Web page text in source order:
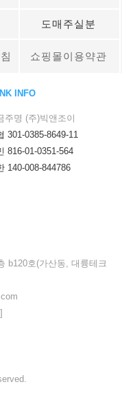
도매주실분
쇼핑몰이용약관
INFO
주명 (주)빅앤조이
301-0385-8649-11
816-01-0351-564
140-008-844786
b120호(가산동, 대륭테크